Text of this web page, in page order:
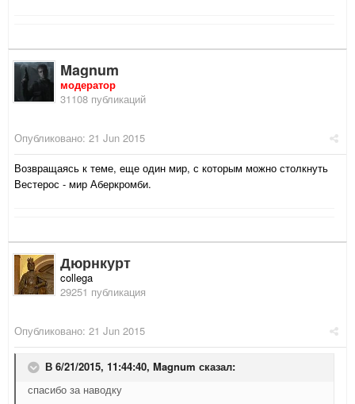
Magnum
модератор
31108 публикаций
Опубликовано: 21 Jun 2015
Возвращаясь к теме, еще один мир, с которым можно столкнуть
Вестерос - мир Аберкромби.
Дюрнкурт
collega
29251 публикация
Опубликовано: 21 Jun 2015
В 6/21/2015, 11:44:40, Magnum сказал:
спасибо за наводку